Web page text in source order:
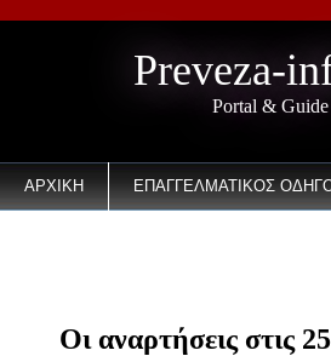
Preveza-
Portal & Guide
ΑΡΧΙΚΗ ΕΠΑΓΓΕΛΜΑΤΙΚΟΣ
Οι αναρτήσεις στις